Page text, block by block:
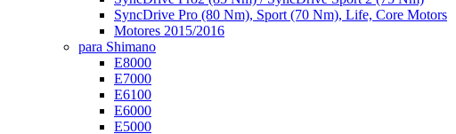
SyncDrive Pro (80 Nm), Sport (70 Nm), Life, Core Motors
Motores 2015/2016
para Shimano
E8000
E7000
E6100
E6000
E5000